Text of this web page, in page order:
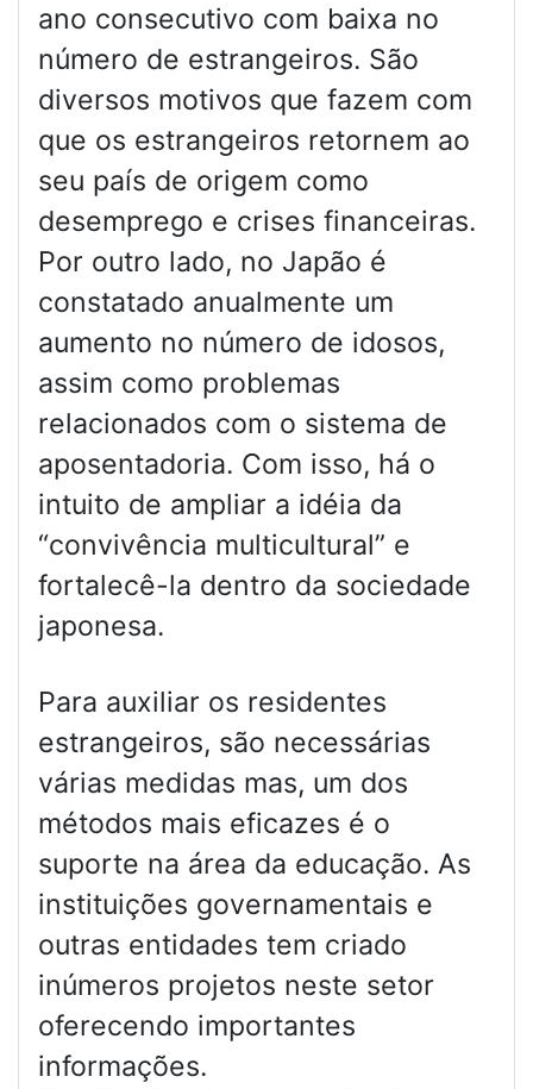
ano consecutivo com baixa no
número de estrangeiros. São
diversos motivos que fazem com
que os estrangeiros retornem ao
seu país de origem como
desemprego e crises financeiras.
Por outro lado, no Japão é
constatado anualmente um
aumento no número de idosos,
assim como problemas
relacionados com o sistema de
aposentadoria. Com isso, há o
intuito de ampliar a idéia da
“convivência multicultural” e
fortalecê-la dentro da sociedade
japonesa.
Para auxiliar os residentes
estrangeiros, são necessárias
várias medidas mas, um dos
métodos mais eficazes é o
suporte na área da educação. As
instituições governamentais e
outras entidades tem criado
inúmeros projetos neste setor
oferecendo importantes
informações.